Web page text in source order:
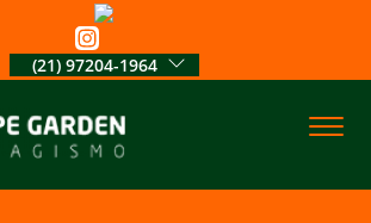
(21) 97204-1964